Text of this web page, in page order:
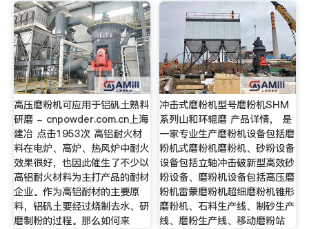
高压磨粉机可应用于铝矾土熟料
研磨 - cnpowder.com.cn上海
建冶 点击1953次 高铝耐火材
料在电炉、高炉、热风炉中耐火
效果很好，也因此催生了不少以
高铝耐火材料为主打产品的耐材
企业。作为高铝耐材的主要原
料，铝矾土要经过烧制去水、研
磨制粉的过程。那么如何来
冲击式磨粉机型号磨粉机SHM
系列山和环辊磨 产品详情， 是
一家专业生产磨粉机设备包括磨
粉机式磨粉机磨粉机、砂粉设备
设备包括立轴冲击破新型高效砂
粉设备、磨粉机设备包括高压磨
粉机雷蒙磨粉机超细磨粉机锥形
磨粉机、石料生产线、制砂生产
线、磨粉生产线、移动磨粉站